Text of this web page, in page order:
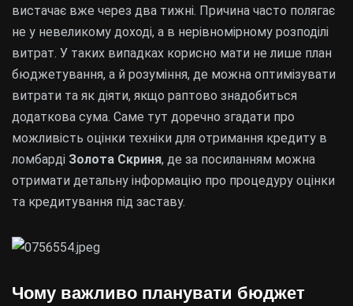
вистачає вже через два тижні. Причина часто полягає
не у невеликому доході, а в нерівномірному розподілі
витрат. У таких випадках корисно мати не лише план
бюджетування, а й розуміння, де можна оптимізувати
витрати та як діяти, якщо раптово знадобиться
додаткова сума. Саме тут доречно згадати про
можливість оцінки техніки для отримання кредиту в
ломбарді Золота Скриня, де за посиланням можна
отримати детальну інформацію про процедуру оцінки
та кредитування під заставу.
Чому важливо планувати бюджет